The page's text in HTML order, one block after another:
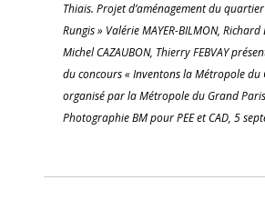
Thiais. Projet d’aménagement du
Rungis » Valérie MAYER-BILMON, Richard
Michel CAZAUBON, Thierry FEBVAY
du concours « Inventons la Métropole du
organisé par la Métropole du Grand
Photographie BM pour PEE et CAD, 5